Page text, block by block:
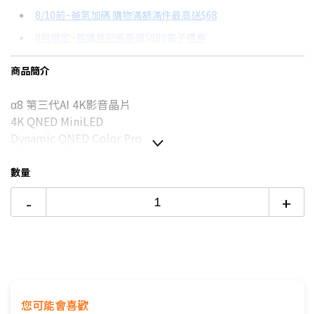
分期數
6期 0利率
12期
24期
每期金額 配合銀行/業者
8/10前~爸氣加碼 購物滿額滿件最高送$68
8月限定~首購登記最高領$888電子禮券
台灣大哥大Open Possible聯名卡滿額最高回饋25%
LG電視哪台好？點我看達人教你買
商品簡介
α8 第三代AI 4K影音晶片
4K QNED MiniLED
Dynamic QNED Color Pro
如無電梯，2樓(含)以上，現場收取樓層搬運費1-200元/
樓。
價格包含【標準安裝】+【舊機回收】
本商品正常為3至7個工作天會以電話或簡訊聯絡後續配送時
單順序陸續出貨，如遇原廠供貨延遲，將會再另外發送簡訊
數量
- +
您可能會喜歡